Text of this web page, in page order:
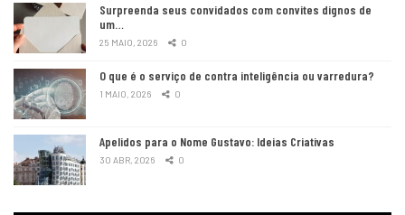
Surpreenda seus convidados com convites dignos de
um…
25 MAIO, 2026 0
O que é o serviço de contra inteligência ou varredura?
1 MAIO, 2026 0
Apelidos para o Nome Gustavo: Ideias Criativas
30 ABR, 2026 0